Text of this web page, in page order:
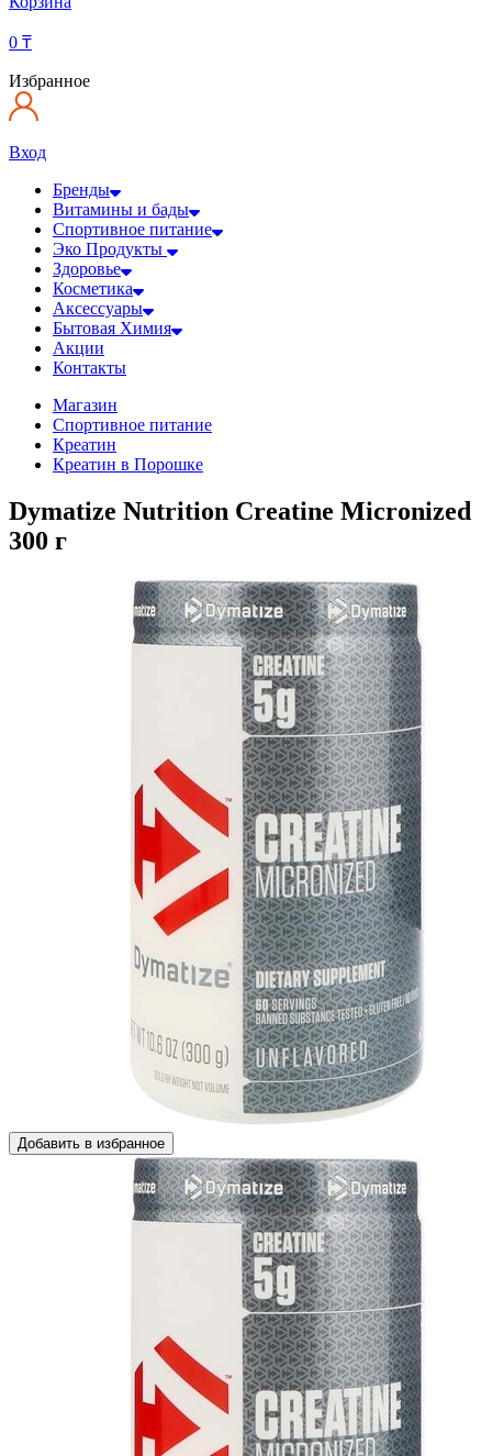
0 ₸
Избранное
Вход
Бренды
Витамины и бады
Спортивное питание
Эко Продукты
Здоровье
Косметика
Аксессуары
Бытовая Химия
Акции
Контакты
Магазин
Спортивное питание
Креатин
Креатин в Порошке
Dymatize Nutrition Creatine Micronized
300 г
Добавить в избранное